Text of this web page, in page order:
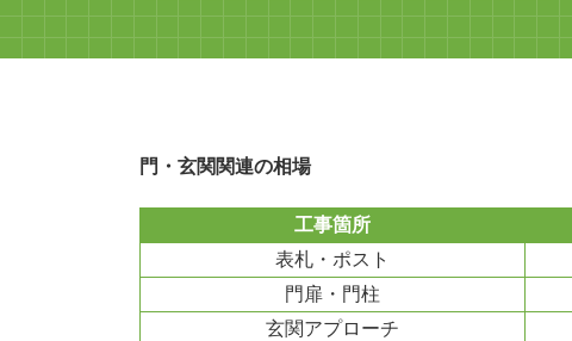
門・玄関関連の相場
工事箇所
表札・ポスト
門扉・門柱
玄関アプローチ